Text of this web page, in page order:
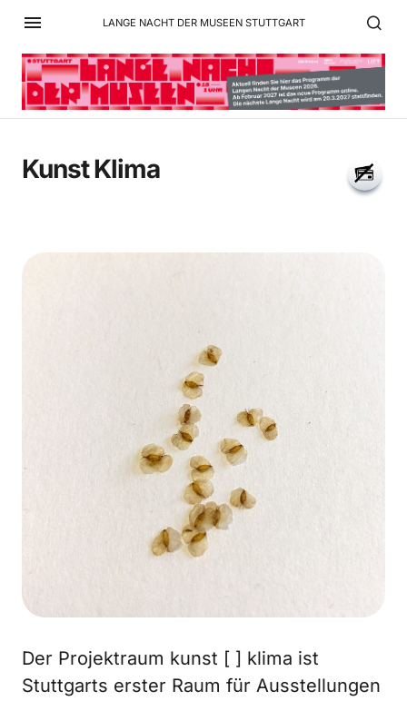
LANGE NACHT DER MUSEEN STUTTGART
Kunst Klima
Der Projektraum kunst [ ] klima ist
Stuttgarts erster Raum für Ausstellungen